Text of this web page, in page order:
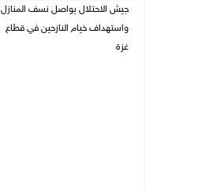
جيش الاحتلال يواصل نسف المنازل
واستهداف خيام النازحين في قطاع
غزة